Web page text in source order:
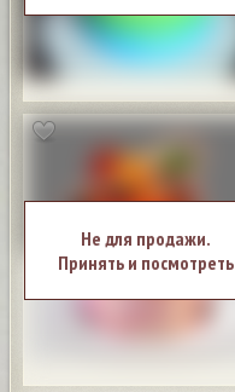
Не для продажи.
Принять и посмотреть